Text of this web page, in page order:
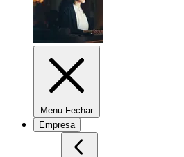
Menu Fechar
Empresa